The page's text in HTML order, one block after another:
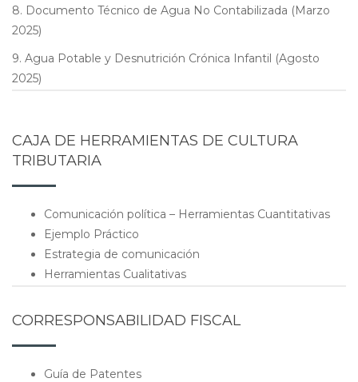
8. Documento Técnico de Agua No Contabilizada (Marzo
2025)
9. Agua Potable y Desnutrición Crónica Infantil (Agosto
2025)
CAJA DE HERRAMIENTAS DE CULTURA
TRIBUTARIA
Comunicación política – Herramientas Cuantitativas
Ejemplo Práctico
Estrategia de comunicación
Herramientas Cualitativas
CORRESPONSABILIDAD FISCAL
Guía de Patentes